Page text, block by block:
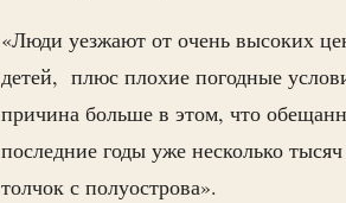
«Люди уезжают от очень высоких
детей, плюс плохие погодные
причина больше в этом, что
последние годы уже несколько
толчок с полуострова».